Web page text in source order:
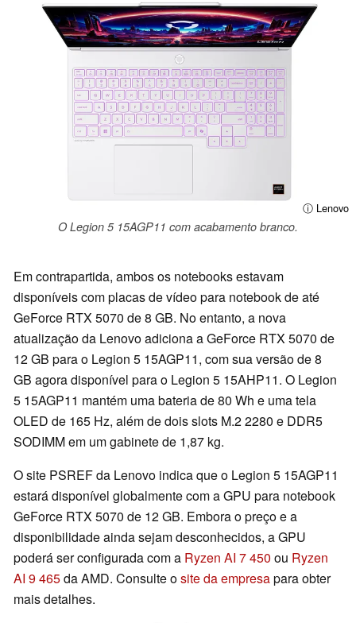
ⓘ Lenovo
O Legion 5 15AGP11 com acabamento branco.
Em contrapartida, ambos os notebooks estavam
disponíveis com placas de vídeo para notebook de até
GeForce RTX 5070 de 8 GB. No entanto, a nova
atualização da Lenovo adiciona a GeForce RTX 5070 de
12 GB para o Legion 5 15AGP11, com sua versão de 8
GB agora disponível para o Legion 5 15AHP11. O Legion
5 15AGP11 mantém uma bateria de 80 Wh e uma tela
OLED de 165 Hz, além de dois slots M.2 2280 e DDR5
SODIMM em um gabinete de 1,87 kg.
O site PSREF da Lenovo indica que o Legion 5 15AGP11
estará disponível globalmente com a GPU para notebook
GeForce RTX 5070 de 12 GB. Embora o preço e a
disponibilidade ainda sejam desconhecidos, a GPU
poderá ser configurada com a Ryzen AI 7 450 ou Ryzen
AI 9 465da AMD. Consulte osite da empresapara obter
mais detalhes.